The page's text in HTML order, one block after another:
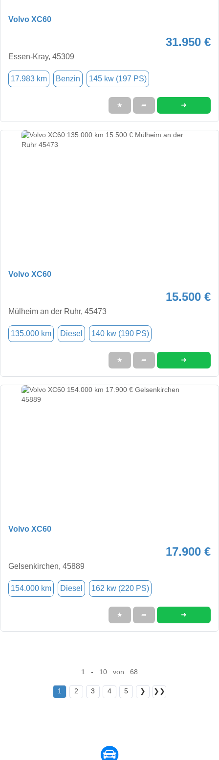
Volvo XC60
31.950 €
Essen-Kray, 45309
17.983 km Benzin 145 kw (197 PS)
★ ➦ ➜
Volvo XC60
15.500 €
Mülheim an der Ruhr, 45473
135.000 km Diesel 140 kw (190 PS)
★ ➦ ➜
Volvo XC60
17.900 €
Gelsenkirchen, 45889
154.000 km Diesel 162 kw (220 PS)
★ ➦ ➜
1 - 10 von 68
1 2 3 4 5 ❯ ❯❯